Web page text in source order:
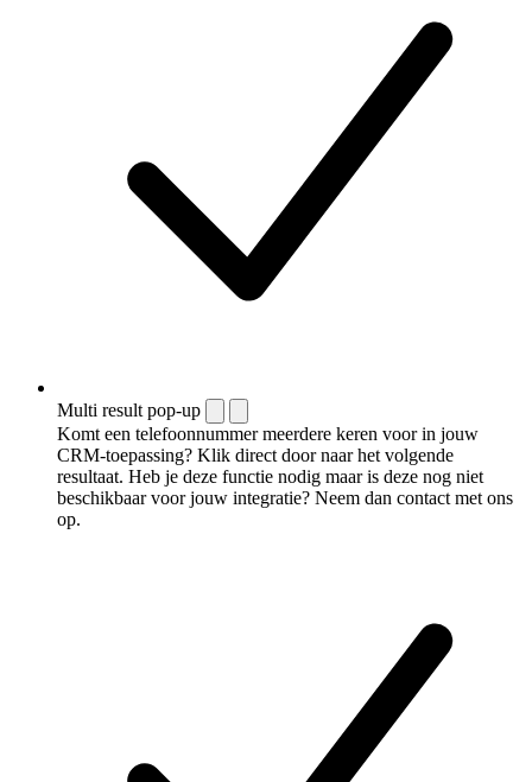
Multi result pop-up
Komt een telefoonnummer meerdere keren voor in jouw
CRM-toepassing? Klik direct door naar het volgende
resultaat. Heb je deze functie nodig maar is deze nog niet
beschikbaar voor jouw integratie? Neem dan contact met ons
op.